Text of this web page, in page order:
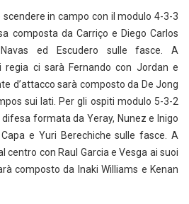
scendere in campo con il modulo 4-3-3
composta da Carriço e Diego Carlos
ed Escudero sulle fasce. A
regia ci sarà Fernando con Jordan e
d’attacco sarà composto da De Jong
sui lati. Per gli ospiti modulo 5-3-2
formata da Yeray, Nunez e Inigo
e Yuri Berechiche sulle fasce. A
centro con Raul Garcia e Vesga ai suoi
composto da Inaki Williams e Kenan